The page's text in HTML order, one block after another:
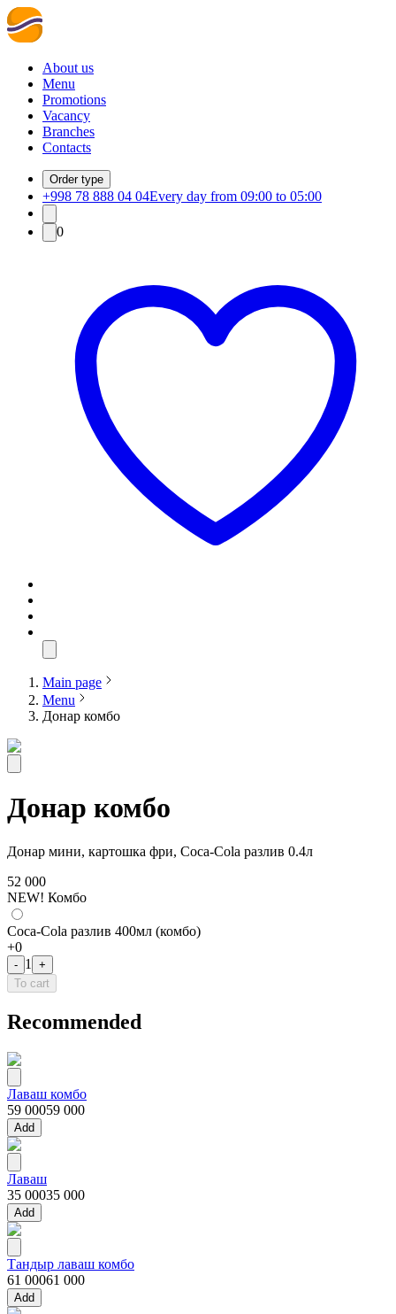
About us
Menu
Promotions
Vacancy
Branches
Contacts
Order type
+998 78 888 04 04Every day from 09:00 to 05:00
0
Main page
Menu
Донар комбо
Донар комбо
Донар мини, картошка фри, Coca-Cola разлив 0.4л
52 000
NEW! Комбо
Coca-Cola разлив 400мл (комбо)
+0
- 1
+
To cart
Recommended
Лаваш комбо
59 00059 000
Add
Лаваш
35 00035 000
Add
Тандыр лаваш комбо
61 00061 000
Add